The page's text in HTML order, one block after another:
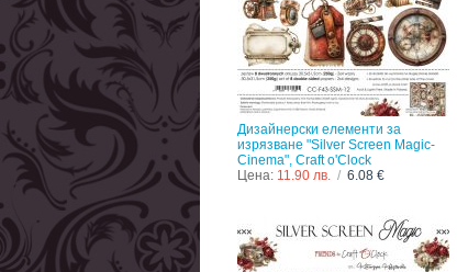
Дизайнерски елементи за
изрязване "Silver Screen Magic-
Cinema", Craft o'Clock
Цена: 11.90 лв. / 6.08 €